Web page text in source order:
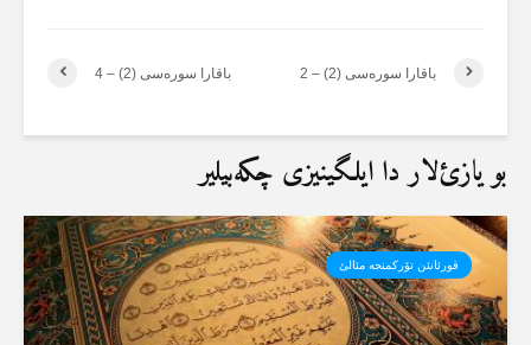
باقارا سورەسی (2) – 4 باقارا سورەسی (2) – 2
بو یازئ‌لار دا ایلگینیزی چکەبیلیر
قورئانئن تۆرکمنجە مئالئ